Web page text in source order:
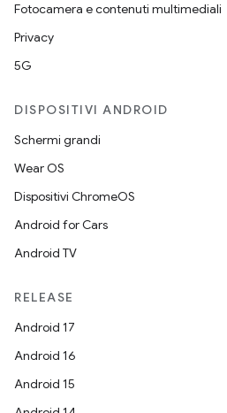
Fotocamera e contenuti multimediali
Privacy
5G
DISPOSITIVI ANDROID
Schermi grandi
Wear OS
Dispositivi ChromeOS
Android for Cars
Android TV
RELEASE
Android 17
Android 16
Android 15